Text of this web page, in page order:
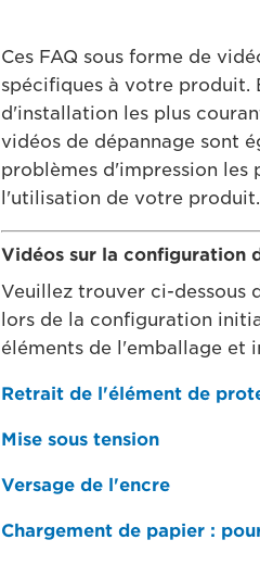
Ces FAQ sous forme de
spécifiques à votre produit.
d'installation les plus
vidéos de dépannage sont
problèmes d'impression les
l'utilisation de votre produit.
Vidéos sur la configuration
Veuillez trouver ci-dessous
lors de la configuration
éléments de l'emballage et
Retrait de l'élément de
Mise sous tension
Versage de l'encre
Chargement de papier :